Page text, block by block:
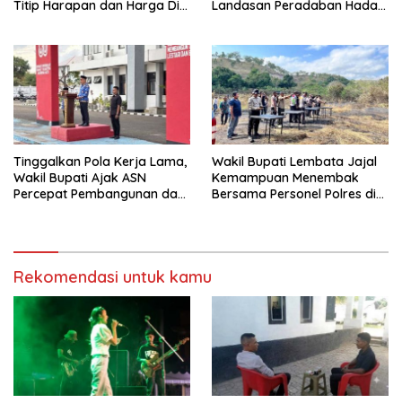
Titip Harapan dan Harga Diri
Landasan Peradaban Hadapi
Tinggalkan Pola Kerja Lama,
Wakil Bupati Ajak ASN
Percepat Pembangunan dan
Wakil Bupati Lembata Jajal
Kemampuan Menembak
Bersama Personel Polres di
Rekomendasi untuk kamu